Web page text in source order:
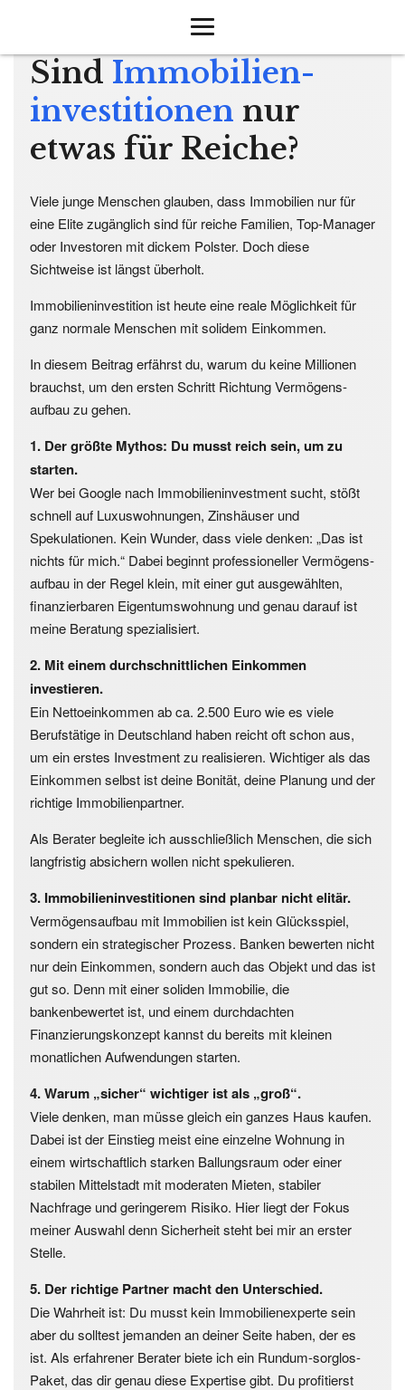
Sind Immo­bilien­
investitionen nur
etwas für Reiche?
Viele junge Menschen glauben, dass Immobilien nur für
eine Elite zugänglich sind für reiche Familien, Top-Manager
oder Investoren mit dickem Polster. Doch diese
Sichtweise ist längst überholt.
Immobilieninvestition ist heute eine reale Möglichkeit für
ganz normale Menschen mit solidem Einkommen.
In diesem Beitrag erfährst du, warum du keine Millionen
brauchst, um den ersten Schritt Richtung Vermögens­
aufbau zu gehen.
1. Der größte Mythos: Du musst reich sein, um zu
starten.
Wer bei Google nach Immobilieninvestment sucht, stößt
schnell auf Luxuswohnungen, Zinshäuser und
Spekulationen. Kein Wunder, dass viele denken: „Das ist
nichts für mich.“ Dabei beginnt professioneller Vermögens­
aufbau in der Regel klein, mit einer gut ausgewählten,
finanzierbaren Eigentumswohnung und genau darauf ist
meine Beratung spezialisiert.
2. Mit einem durchschnittlichen Einkommen
investieren.
Ein Nettoeinkommen ab ca. 2.500 Euro wie es viele
Berufstätige in Deutschland haben reicht oft schon aus,
um ein erstes Investment zu realisieren. Wichtiger als das
Einkommen selbst ist deine Bonität, deine Planung und der
richtige Immobilienpartner.
Als Berater begleite ich ausschließlich Menschen, die sich
langfristig absichern wollen nicht spekulieren.
3. Immobilieninvestitionen sind planbar nicht elitär.
Vermögens­aufbau mit Immobilien ist kein Glücksspiel,
sondern ein strategischer Prozess. Banken bewerten nicht
nur dein Einkommen, sondern auch das Objekt und das ist
gut so. Denn mit einer soliden Immobilie, die
bankenbewertet ist, und einem durchdachten
Finanzierungskonzept kannst du bereits mit kleinen
monatlichen Aufwendungen starten.
4. Warum „sicher“ wichtiger ist als „groß“.
Viele denken, man müsse gleich ein ganzes Haus kaufen.
Dabei ist der Einstieg meist eine einzelne Wohnung in
einem wirtschaftlich starken Ballungsraum oder einer
stabilen Mittelstadt mit moderaten Mieten, stabiler
Nachfrage und geringerem Risiko. Hier liegt der Fokus
meiner Auswahl denn Sicherheit steht bei mir an erster
Stelle.
5. Der richtige Partner macht den Unterschied.
Die Wahrheit ist: Du musst kein Immobilienexperte sein
aber du solltest jemanden an deiner Seite haben, der es
ist. Als erfahrener Berater biete ich ein Rundum-sorglos-
Paket, das dir genau diese Expertise gibt. Du profitierst